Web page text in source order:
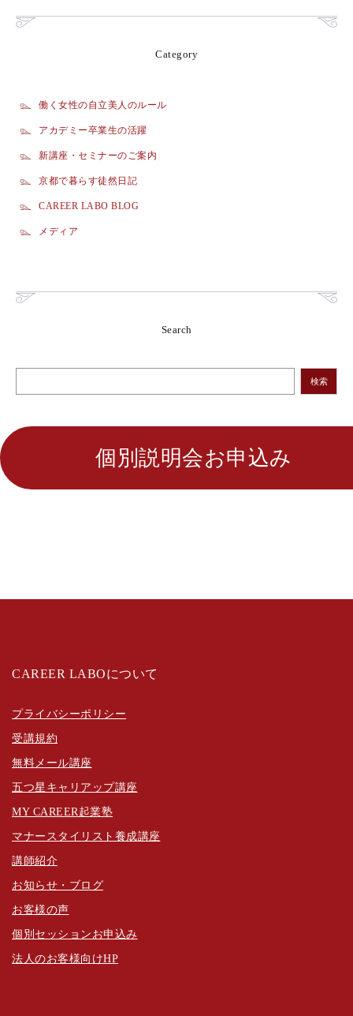
Category
働く女性の自立美人のルール
アカデミー卒業生の活躍
新講座・セミナーのご案内
京都で暮らす徒然日記
CAREER LABO BLOG
メディア
Search
検索
個別説明会お申込み
CAREER LABOについて
プライバシーポリシー
受講規約
無料メール講座
五つ星キャリアップ講座
MY CAREER起業塾
マナースタイリスト養成講座
講師紹介
お知らせ・ブログ
お客様の声
個別セッションお申込み
法人のお客様向けHP